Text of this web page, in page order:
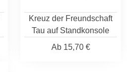
Kreuz der Freundschaft
Tau auf Standkonsole
Ab15,70 €